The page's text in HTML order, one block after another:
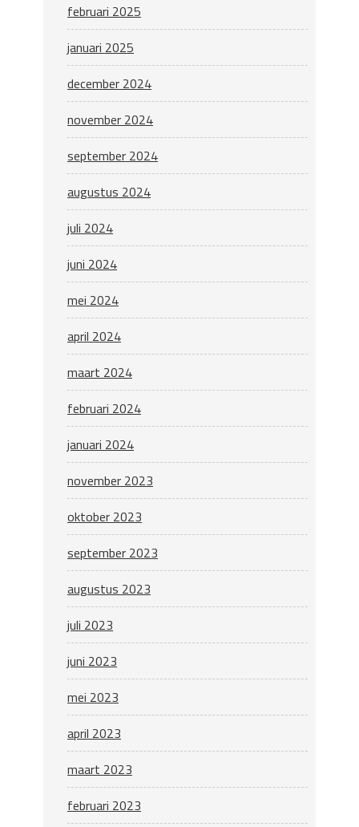
februari 2025
januari 2025
december 2024
november 2024
september 2024
augustus 2024
juli 2024
juni 2024
mei 2024
april 2024
maart 2024
februari 2024
januari 2024
november 2023
oktober 2023
september 2023
augustus 2023
juli 2023
juni 2023
mei 2023
april 2023
maart 2023
februari 2023